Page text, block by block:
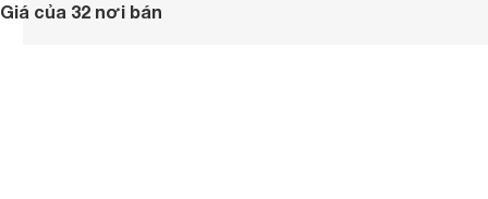
Giá của 32 nơi bán